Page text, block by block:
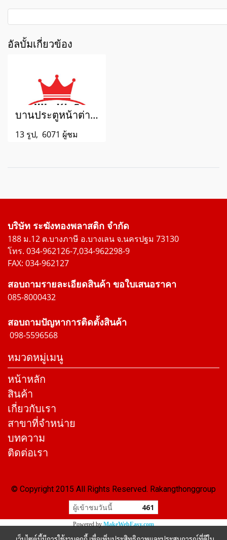
อัลบั้มเกี่ยวข้อง
บานประตูหน้าต่างอลูมิเนียมสแตนเลสดัด
13 รูป, 6071 ผู้ชม
บริษัท ระฆังทองพลาสติก จำกัด
188 ม.12 ต.บางภาษี อ.บางเลน จ.นครปฐม 73130
โทร. 034-962126-7,034-962298-9
FAX: 034-962127
สอบถามรายละเอียดสินค้า ขอใบเสนอราคา
085-8000432
สอบถามปัญหาการติดตั้งสินค้า
098-5596568
หมวดหมู่เมนู
หน้าหลัก
สินค้า
เกี่ยวกับเรา
สาขาที่จำหน่าย
บทความ
ติดต่อเรา
© Copyright 2015 All Rights Reserved. Rakangthonggroup
ผู้เข้าชมวันนี้
461
Powered byMakeWebEasy.com